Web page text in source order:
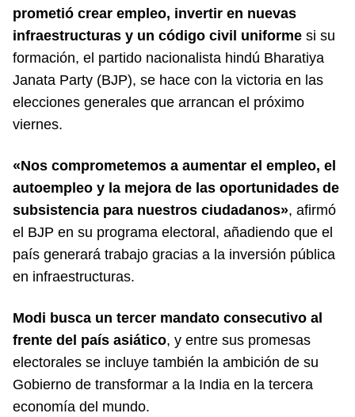
prometió crear empleo, invertir en nuevas
infraestructuras y un código civil uniforme si su
formación, el partido nacionalista hindú Bharatiya
Janata Party (BJP), se hace con la victoria en las
elecciones generales que arrancan el próximo
viernes.
«Nos comprometemos a aumentar el empleo, el
autoempleo y la mejora de las oportunidades de
subsistencia para nuestros ciudadanos», afirmó
el BJP en su programa electoral, añadiendo que el
país generará trabajo gracias a la inversión pública
en infraestructuras.
Modi busca un tercer mandato consecutivo al
frente del país asiático, y entre sus promesas
electorales se incluye también la ambición de su
Gobierno de transformar a la India en la tercera
economía del mundo.